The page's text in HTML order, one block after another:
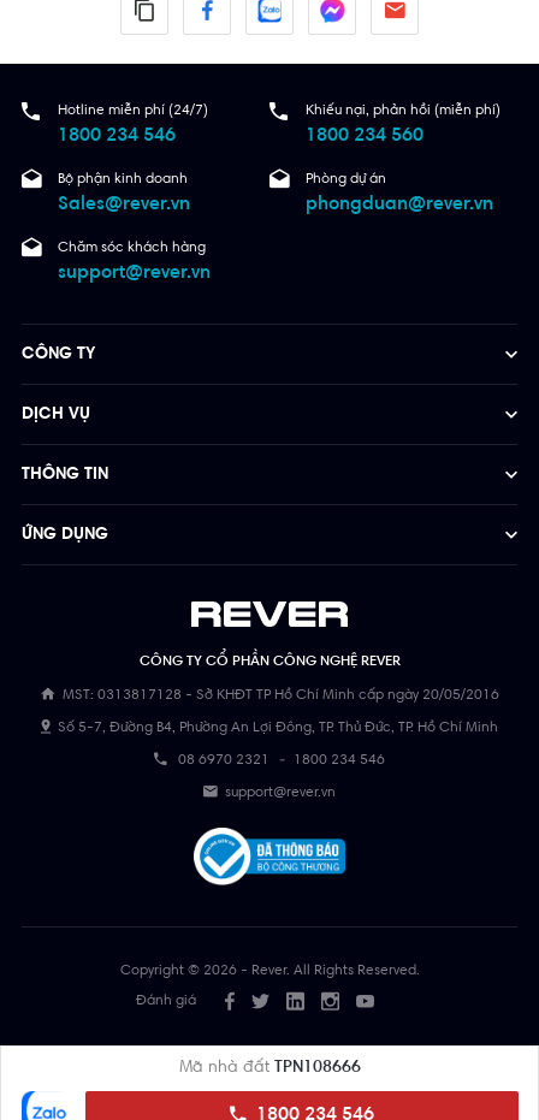
Mã nhà đất TPN108666
1800 234 546
Hotline miễn phí (24/7)
1800 234 546
Khiếu nại, phản hồi (miễn phí)
1800 234 560
Bộ phận kinh doanh
Sales@rever.vn
Phòng dự án
phongduan@rever.vn
Chăm sóc khách hàng
support@rever.vn
CÔNG TY CỔ PHẦN CÔNG NGHỆ REVER
MST: 0313817128 - Sở KHĐT TP Hồ Chí Minh cấp ngày 20/05/2016
Số 5-7, Đường B4, Phường An Lợi Đông, TP. Thủ Đức, TP. Hồ Chí Minh
08 6970 2321 - 1800 234 546
support@rever.vn
CÔNG TY
DỊCH VỤ
THÔNG TIN
ỨNG DỤNG
Copyright © 2026 - Rever. All Rights Reserved.
Đánh giá